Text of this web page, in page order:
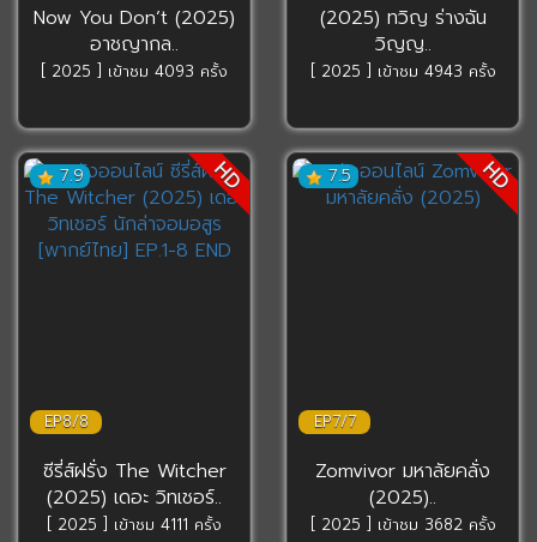
Now You Don’t (2025)
อาชญากล..
[ 2025 ] เข้าชม 4093 ครั้ง
(2025) ทวิญ ร่างฉัน
วิญญ..
[ 2025 ] เข้าชม 4943 ครั้ง
7.9
EP8/8
HD
ซีรี่ส์ฝรั่ง The Witcher
(2025) เดอะ วิทเชอร์..
[ 2025 ] เข้าชม 4111 ครั้ง
7.5
EP7/7
HD
Zomvivor มหาลัยคลั่ง
(2025)..
[ 2025 ] เข้าชม 3682 ครั้ง